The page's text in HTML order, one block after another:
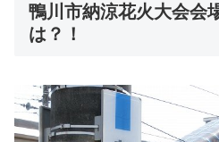
鴨川市納涼花火大会会
は？！